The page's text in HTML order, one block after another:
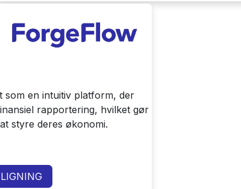
som en intuitiv platform, der
rapportering, hvilket gør
styre deres økonomi.